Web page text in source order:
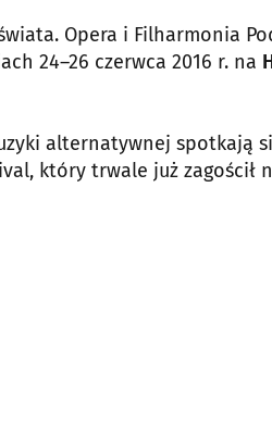
Opera i Filharmonia
24–26 czerwca 2016 r. na
alternatywnej spotkają
który trwale już zagościł